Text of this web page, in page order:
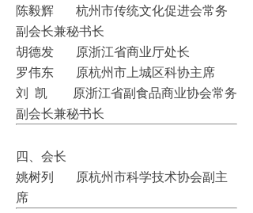
陈毅辉 杭州市传统文化促进会常务
副会长兼秘书长
胡德发 原浙江省商业厅处长
罗伟东 原杭州市上城区科协主席
刘 凯 原浙江省副食品商业协会常务
副会长兼秘书长
四、会长
姚树列 原杭州市科学技术协会副主
席